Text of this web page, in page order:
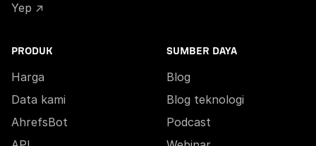
Yep ↗
PRODUK
Harga
Data kami
AhrefsBot
SUMBER DAYA
Blog
Blog teknologi
Podcast